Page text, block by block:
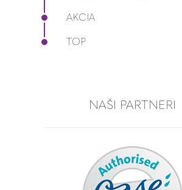
AKCIA
TOP
NAŠI PARTNERI